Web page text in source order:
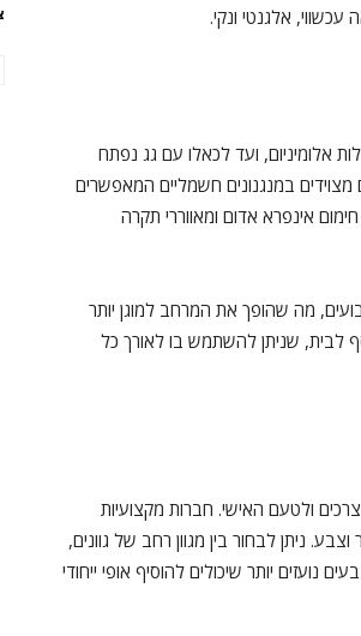
אלגנטי ונקי.
אלומיניום, ועד לכאלו עם גג נפתח
במנגנונים חשמליים המאפשרים
אינפרא אדום ומאווררי תקרה
מה שהופך את המרחב למוגן יותר
לבית, שניתן להשתמש בו לאורך כל
ולטעם האישי. חברות מקצועיות
ניתן לבחור בין מגוון רחב של גוונים,
נועזים יותר שיכולים להוסיף אופי ייחודי